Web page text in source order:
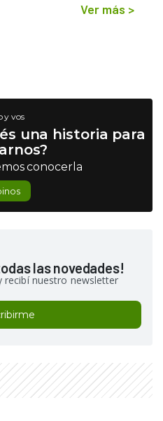
Ver más >
y vos
una historia para
conocerla
las novedades!
recibí nuestro newsletter